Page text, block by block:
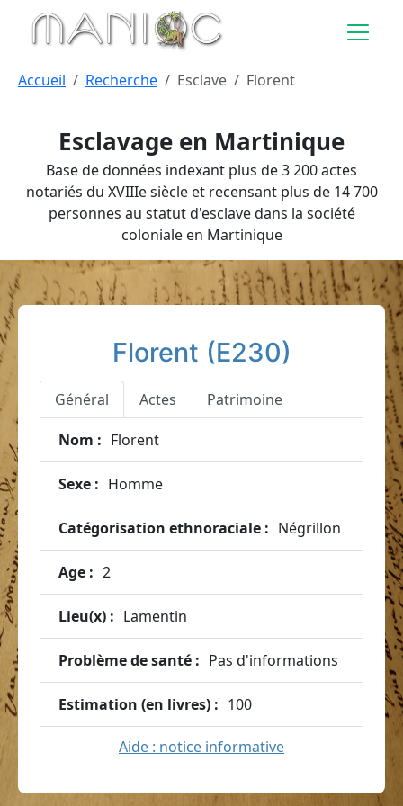
Aller au contenu principal
Esclavage en Martinique
Base de données indexant plus de 3 200 actes
notariés du XVIIIe siècle et recensant plus de 14 700
personnes au statut d'esclave dans la société
coloniale en Martinique
Accueil Recherche Esclave Florent
Florent (E230)
Général Actes Patrimoine
Nom : Florent
Sexe : Homme
Catégorisation ethnoraciale : Négrillon
Age : 2
Lieu(x) : Lamentin
Problème de santé : Pas d'informations
Estimation (en livres) : 100
Aide : notice informative